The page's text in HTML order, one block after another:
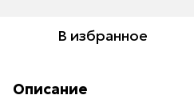
В избранное
Описание